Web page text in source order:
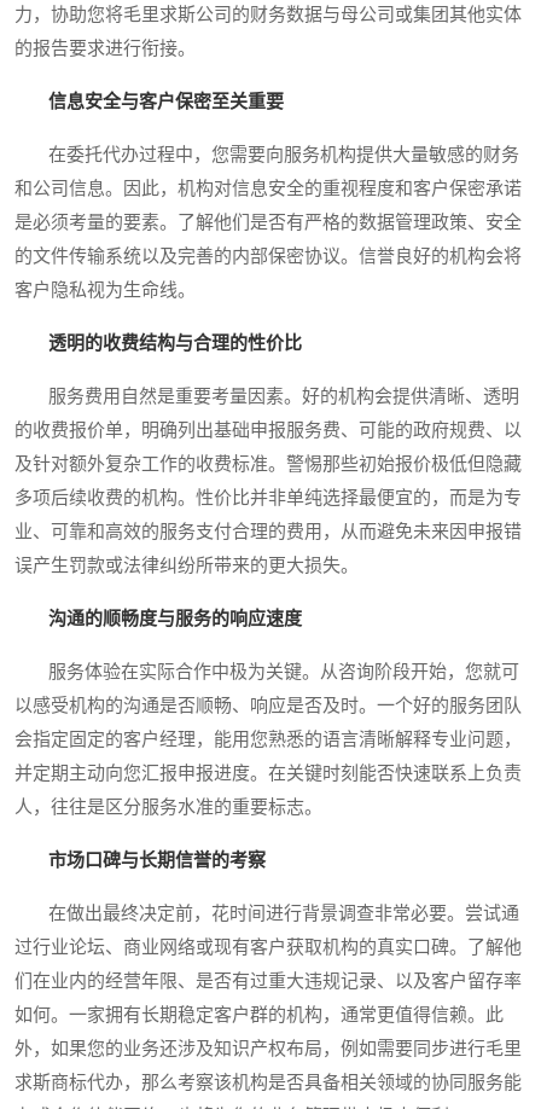
力，协助您将毛里求斯公司的财务数据与母公司或集团其他实体
的报告要求进行衔接。
信息安全与客户保密至关重要
在委托代办过程中，您需要向服务机构提供大量敏感的财务
和公司信息。因此，机构对信息安全的重视程度和客户保密承诺
是必须考量的要素。了解他们是否有严格的数据管理政策、安全
的文件传输系统以及完善的内部保密协议。信誉良好的机构会将
客户隐私视为生命线。
透明的收费结构与合理的性价比
服务费用自然是重要考量因素。好的机构会提供清晰、透明
的收费报价单，明确列出基础申报服务费、可能的政府规费、以
及针对额外复杂工作的收费标准。警惕那些初始报价极低但隐藏
多项后续收费的机构。性价比并非单纯选择最便宜的，而是为专
业、可靠和高效的服务支付合理的费用，从而避免未来因申报错
误产生罚款或法律纠纷所带来的更大损失。
沟通的顺畅度与服务的响应速度
服务体验在实际合作中极为关键。从咨询阶段开始，您就可
以感受机构的沟通是否顺畅、响应是否及时。一个好的服务团队
会指定固定的客户经理，能用您熟悉的语言清晰解释专业问题，
并定期主动向您汇报申报进度。在关键时刻能否快速联系上负责
人，往往是区分服务水准的重要标志。
市场口碑与长期信誉的考察
在做出最终决定前，花时间进行背景调查非常必要。尝试通
过行业论坛、商业网络或现有客户获取机构的真实口碑。了解他
们在业内的经营年限、是否有过重大违规记录、以及客户留存率
如何。一家拥有长期稳定客户群的机构，通常更值得信赖。此
外，如果您的业务还涉及知识产权布局，例如需要同步进行毛里
求斯商标代办，那么考察该机构是否具备相关领域的协同服务能